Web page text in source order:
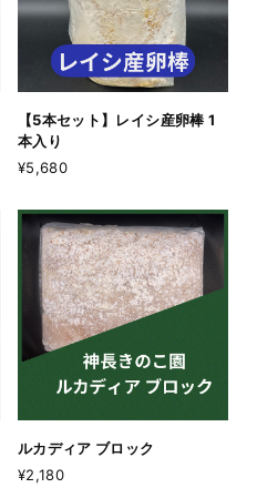
【5本セット】レイシ産卵棒 1
本入り
¥5,680
ルカディア ブロック
¥2,180